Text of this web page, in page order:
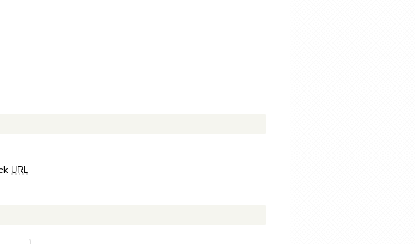
URL